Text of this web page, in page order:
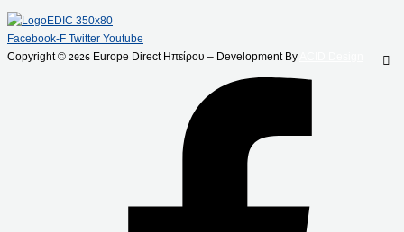
Facebook-F Twitter Youtube
Copyright © 2026 Europe Direct Ηπείρου – Development By